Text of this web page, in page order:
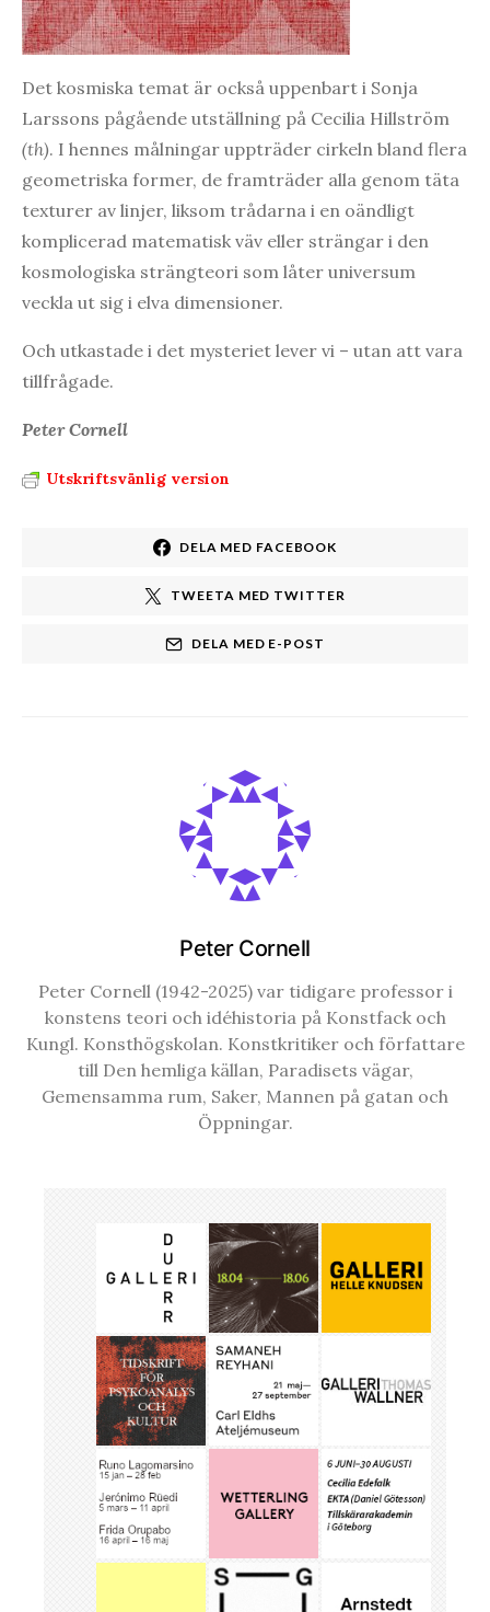
Det kosmiska temat är också uppenbart i Sonja
Larssons pågående utställning på Cecilia Hillström
(th). I hennes målningar uppträder cirkeln bland flera
geometriska former, de framträder alla genom täta
texturer av linjer, liksom trådarna i en oändligt
komplicerad matematisk väv eller strängar i den
kosmologiska strängteori som låter universum
veckla ut sig i elva dimensioner.
Och utkastade i det mysteriet lever vi – utan att vara
tillfrågade.
Peter Cornell
Utskriftsvänlig version
DELA MED FACEBOOK
TWEETA MED TWITTER
DELA MED E-POST
Peter Cornell
Peter Cornell (1942-2025) var tidigare professor i
konstens teori och idéhistoria på Konstfack och
Kungl. Konsthögskolan. Konstkritiker och författare
till Den hemliga källan, Paradisets vägar,
Gemensamma rum, Saker, Mannen på gatan och
Öppningar.